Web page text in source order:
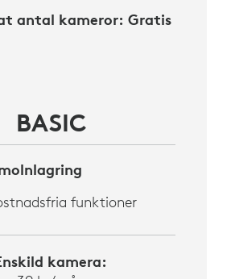
antal kameror: Gratis
BASIC
funktioner
kamera: